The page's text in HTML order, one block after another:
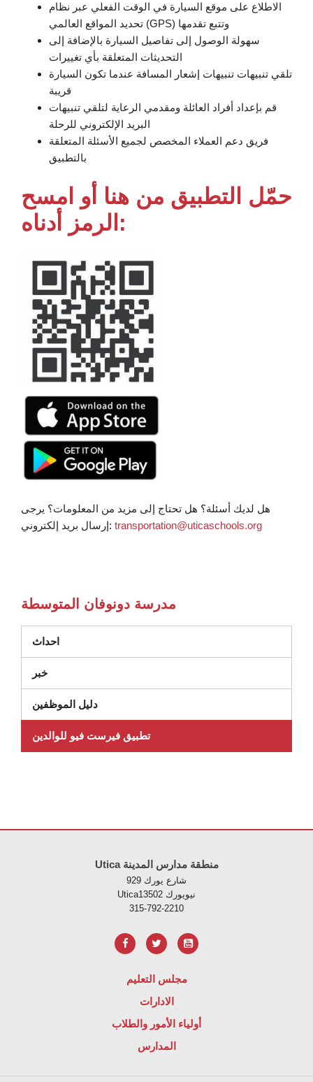
الاطلاع على موقع السيارة في الوقت الفعلي عبر نظام
تحديد المواقع العالمي (GPS) وتتبع تقدمها
سهولة الوصول إلى تفاصيل السيارة بالإضافة إلى
التحديثات المتعلقة بأي تغييرات
تلقي تنبيهات تنبيهات إشعار المسافة عندما تكون السيارة
قريبة
قم بإعداد أفراد العائلة ومقدمي الرعاية لتلقي تنبيهات
البريد الإلكتروني للرحلة
فريق دعم العملاء المخصص لجميع الأسئلة المتعلقة
بالتطبيق
حمّل التطبيق من هنا أو امسح
الرمز أدناه:
هل لديك أسئلة؟ هل تحتاج إلى مزيد من المعلومات؟ يرجى
إرسال بريد إلكتروني: transportation@uticaschools.org
مدرسة دونوفان المتوسطة
احداث
خبر
دليل الموظفين
تطبيق فيرست فيو للوالدين
Utica منطقة مدارس المدينة
929 شارع يورك
Uticaنيويورك 13502
315-792-2210
مجلس التعليم
الادارات
أولياء الأمور والطلاب
المدارس